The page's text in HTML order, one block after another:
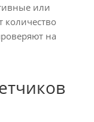
или
количество
на